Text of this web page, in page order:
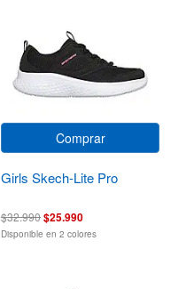
Comprar
Girls Skech-Lite Pro
$32.990$25.990
Disponible en 2 colores